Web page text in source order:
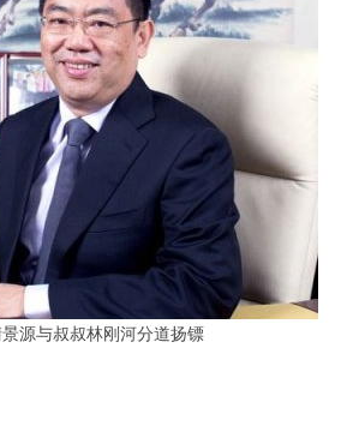
源与叔叔林刚河分道扬镖